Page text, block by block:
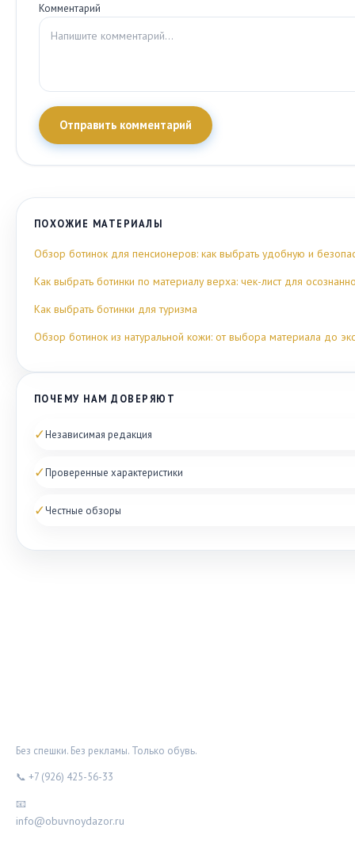
Комментарий
Отправить комментарий
ПОХОЖИЕ МАТЕРИАЛЫ
Обзор ботинок для пенсионеров: как выбрать удобную и
Как выбрать ботинки по материалу верха: чек-лист для
Как выбрать ботинки для туризма
Обзор ботинок из натуральной кожи: от выбора материала до
ПОЧЕМУ НАМ ДОВЕРЯЮТ
✓Независимая редакция
✓Проверенные характеристики
✓Честные обзоры
Без спешки. Без рекламы. Только обувь.
📞 +7 (926) 425-56-33
📧
info@obuvnoydazor.ru